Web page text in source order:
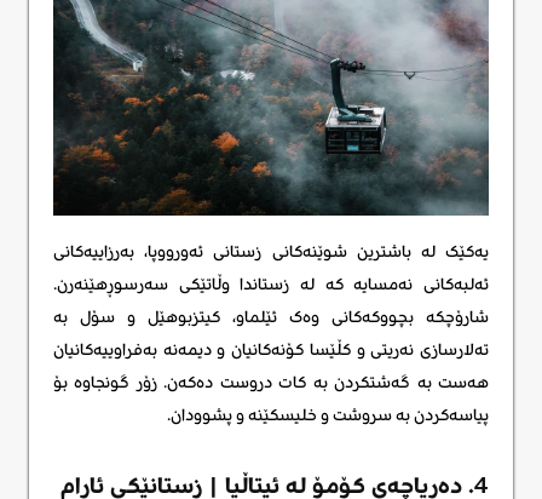
یەکێک لە باشترین شوێنەکانی زستانی ئەورووپا، بەرزاییەکانی
ئەلبەکانی نەمسایه که لە زستاندا وڵاتێکی سەرسوڕهێنەرن.
شارۆچکە بچووکەکانی وەک ئێلماو، کیتزبوهێل و سۆل بە
تەلارسازی نەریتی و کڵێسا کۆنەکانیان و دیمەنە بەفراوییەکانیان
هەست بە گەشتکردن بە کات دروست دەکەن. زۆر گونجاوە بۆ
پیاسەکردن بە سروشت و خلیسکێنە و پشوودان.
4. دەریاچەی کۆمۆ لە ئیتاڵیا | زستانێکی ئارام